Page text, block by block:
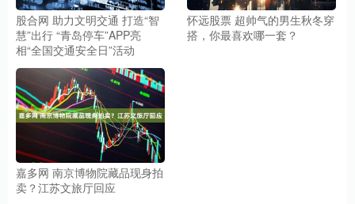
股合网 助力文明交通 打造“智
慧”出行 “青岛停车”APP亮
相“全国交通安全日”活动
怀远股票 超帅气的男生秋冬穿
搭，你最喜欢哪一套？
嘉多网 南京博物院藏品现身拍
卖？江苏文旅厅回应